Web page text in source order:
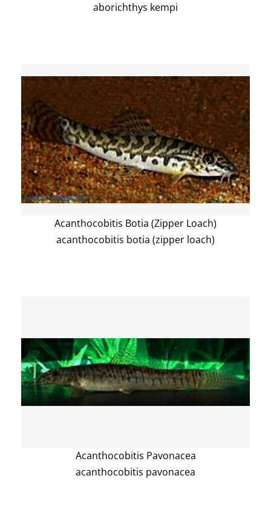
aborichthys kempi
Acanthocobitis Botia (Zipper Loach)
acanthocobitis botia (zipper loach)
Acanthocobitis Pavonacea
acanthocobitis pavonacea